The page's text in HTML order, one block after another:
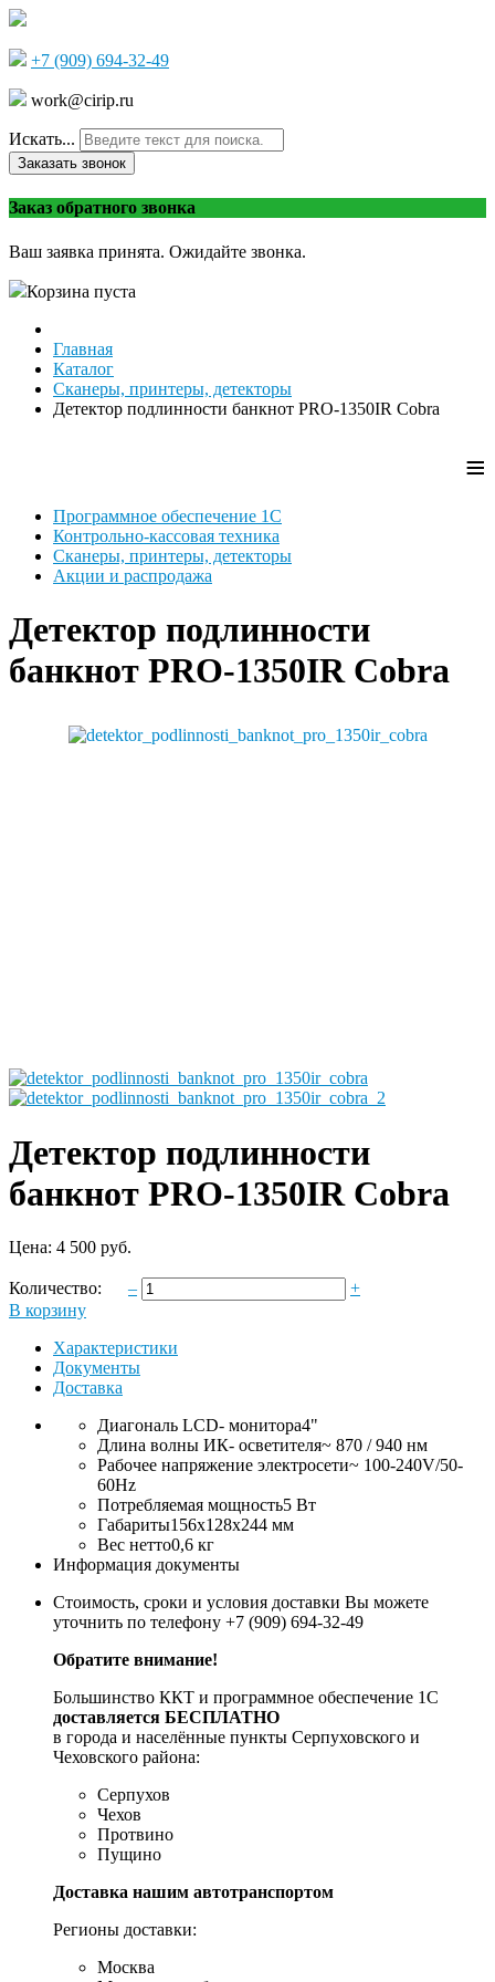
+7 (909) 694-32-49
work@cirip.ru
Искать...
Заказать звонок
Заказ обратного звонка
Ваш заявка принята. Ожидайте звонка.
Корзина пуста
Главная
Каталог
Сканеры, принтеры, детекторы
Детектор подлинности банкнот PRO-1350IR Cobra
≡
Программное обеспечение 1С
Контрольно-кассовая техника
Сканеры, принтеры, детекторы
Акции и распродажа
Детектор подлинности
банкнот PRO-1350IR Cobra
Детектор подлинности
банкнот PRO-1350IR Cobra
Цена: 4 500 руб.
Количество: –
+
В корзину
Характеристики
Документы
Доставка
Диагональ LCD- монитора4"
Длина волны ИК- осветителя~ 870 / 940 нм
Рабочее напряжение электросети~ 100-240V/50-
60Hz
Потребляемая мощность5 Вт
Габариты156x128x244 мм
Вес нетто0,6 кг
Информация документы
Стоимость, сроки и условия доставки Вы можете
уточнить по телефону +7 (909) 694-32-49
Обратите внимание!
Большинство ККТ и программное обеспечение 1С
доставляется БЕСПЛАТНО
в города и населённые пункты Серпуховского и
Чеховского района:
Серпухов
Чехов
Протвино
Пущино
Доставка нашим автотранспортом
Регионы доставки:
Москва